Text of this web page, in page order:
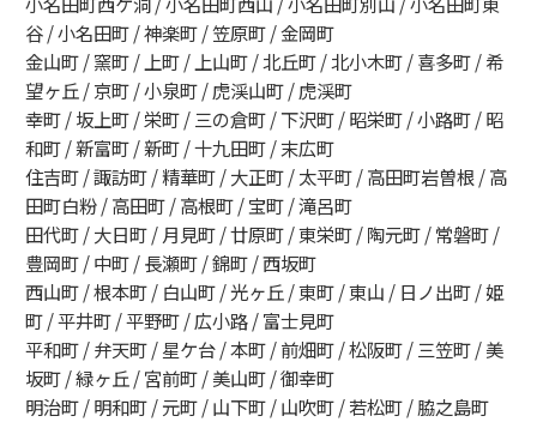
谷 / 小名田町 / 神楽町 / 笠原町 / 金岡町
金山町 / 窯町 / 上町 / 上山町 / 北丘町 / 北小木町 / 喜多町 / 希
望ヶ丘 / 京町 / 小泉町 / 虎渓山町 / 虎渓町
幸町 / 坂上町 / 栄町 / 三の倉町 / 下沢町 / 昭栄町 / 小路町 / 昭
和町 / 新富町 / 新町 / 十九田町 / 末広町
住吉町 / 諏訪町 / 精華町 / 大正町 / 太平町 / 高田町岩曽根 / 高
田町白粉 / 高田町 / 高根町 / 宝町 / 滝呂町
田代町 / 大日町 / 月見町 / 廿原町 / 東栄町 / 陶元町 / 常磐町 /
豊岡町 / 中町 / 長瀬町 / 錦町 / 西坂町
西山町 / 根本町 / 白山町 / 光ヶ丘 / 東町 / 東山 / 日ノ出町 / 姫
町 / 平井町 / 平野町 / 広小路 / 富士見町
平和町 / 弁天町 / 星ケ台 / 本町 / 前畑町 / 松阪町 / 三笠町 / 美
坂町 / 緑ヶ丘 / 宮前町 / 美山町 / 御幸町
明治町 / 明和町 / 元町 / 山下町 / 山吹町 / 若松町 / 脇之島町